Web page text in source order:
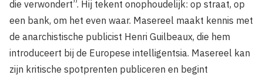
die verwondert”. Hij tekent onophoudelijk: op straat, op
een bank, om het even waar. Masereel maakt kennis met
de anarchistische publicist Henri Guilbeaux, die hem
introduceert bij de Europese intelligentsia. Masereel kan
zijn kritische spotprenten publiceren en begint